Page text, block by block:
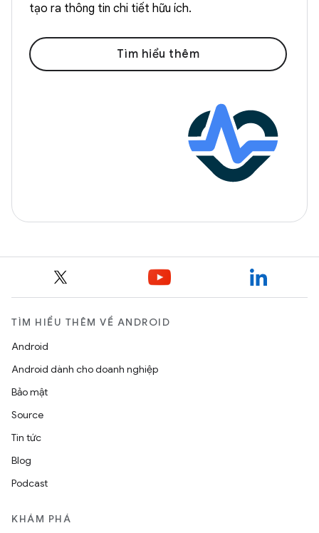
tạo ra thông tin chi tiết hữu ích.
Tìm hiểu thêm
TÌM HIỂU THÊM VỀ ANDROID
Android
Android dành cho doanh nghiệp
Bảo mật
Source
Tin tức
Blog
Podcast
KHÁM PHÁ